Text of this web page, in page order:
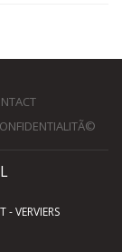
- VERVIERS